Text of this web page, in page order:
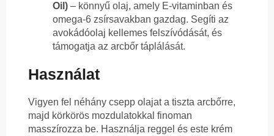
Oil) – könnyű olaj, amely E-vitaminban és
omega-6 zsírsavakban gazdag. Segíti az
avokádóolaj kellemes felszívódását, és
támogatja az arcbőr táplálását.
Használat
Vigyen fel néhány csepp olajat a tiszta arcbőrre,
majd körkörös mozdulatokkal finoman
masszírozza be. Használja reggel és este krém